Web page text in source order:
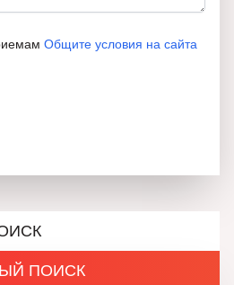
Общите условия на сайта
ПОИСК